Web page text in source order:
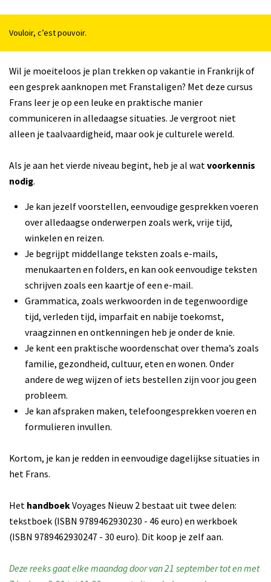
Vouloir, c’est pouvoir.
Wil je moeiteloos je plan trekken op vakantie in Frankrijk of
een gesprek aanknopen met Franstaligen? Met deze cursus
Frans leer je op een leuke en praktische manier
communiceren in alledaagse situaties. Je vergroot niet
alleen je taalvaardigheid, maar ook je culturele wereld.
Als je aan het vierde niveau begint, heb je al watvoorkennis
nodig.
Je kan jezelf voorstellen, eenvoudige gesprekken voeren
over alledaagse onderwerpen zoals werk, vrije tijd,
winkelen en reizen.
Je begrijpt middellange teksten zoals e-mails,
menukaarten en folders, en kan ook eenvoudige teksten
schrijven zoals een kaartje of een e-mail.
Grammatica, zoals werkwoorden in de tegenwoordige
tijd, verleden tijd, imparfait en nabije toekomst,
vraagzinnen en ontkenningen heb je onder de knie.
Je kent een praktische woordenschat over thema’s zoals
familie, gezondheid, cultuur, eten en wonen. Onder
andere de weg wijzen of iets bestellen zijn voor jou geen
probleem.
Je kan afspraken maken, telefoongesprekken voeren en
formulieren invullen.
Kortom, je kan je redden in eenvoudige dagelijkse situaties in
het Frans.
Het handboekVoyages Nieuw 2 bestaat uit twee delen:
tekstboek (ISBN 9789462930230 - 46 euro) en werkboek
(ISBN 9789462930247 - 30 euro). Dit koop je zelf aan.
Deze reeks gaat elke maandag door van 21 september tot en met